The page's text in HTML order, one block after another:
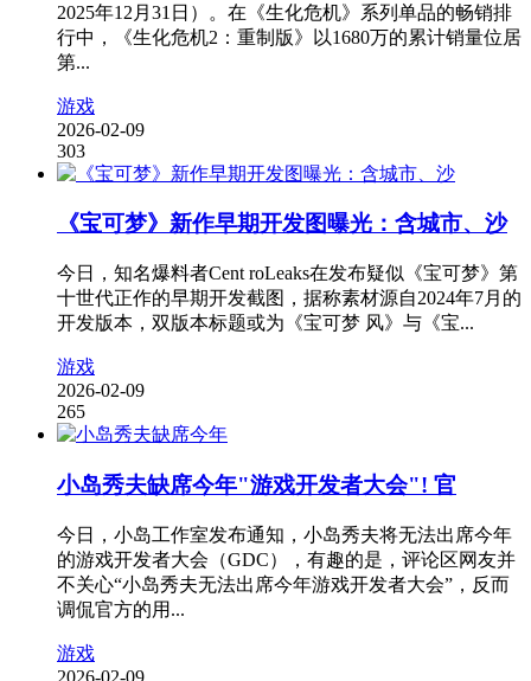
2025年12月31日）。在《生化危机》系列单品的畅销排
行中，《生化危机2：重制版》以1680万的累计销量位居
第...
游戏
2026-02-09
303
《宝可梦》新作早期开发图曝光：含城市、沙
今日，知名爆料者Cent roLeaks在发布疑似《宝可梦》第
十世代正作的早期开发截图，据称素材源自2024年7月的
开发版本，双版本标题或为《宝可梦 风》与《宝...
游戏
2026-02-09
265
小岛秀夫缺席今年"游戏开发者大会"! 官
今日，小岛工作室发布通知，小岛秀夫将无法出席今年
的游戏开发者大会（GDC），有趣的是，评论区网友并
不关心“小岛秀夫无法出席今年游戏开发者大会”，反而
调侃官方的用...
游戏
2026-02-09